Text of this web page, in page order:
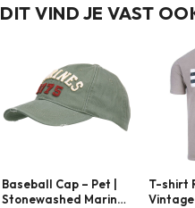
DIT VIND JE VAST
Baseball Cap – Pet |
Stonewashed Marines
T-shirt
Vintage